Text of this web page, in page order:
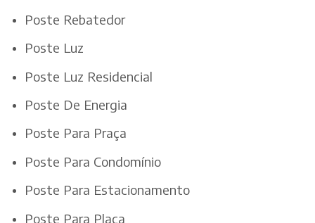
Poste Rebatedor
Poste Luz
Poste Luz Residencial
Poste De Energia
Poste Para Praça
Poste Para Condomínio
Poste Para Estacionamento
Poste Para Placa